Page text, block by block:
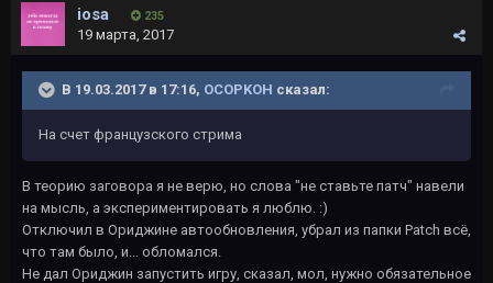
iosa 235
19 марта, 2017
В 19.03.2017 в 17:16, OCOPKOH сказал:
На счет французского стрима
В теорию заговора я не верю, но слова "не ставьте патч" навели
на мысль, а экспериментировать я люблю. :)
Отключил в Ориджине автообновления, убрал из папки Patch всё,
что там было, и... обломался.
Не дал Ориджин запустить игру, сказал, мол, нужно обязательное